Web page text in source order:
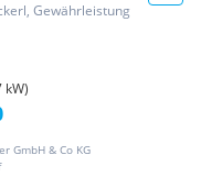
Gewährleistung
kW)
GmbH & Co KG